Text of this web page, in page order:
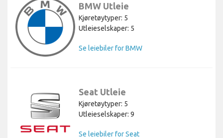
BMW Utleie
Kjøretøytyper: 5
Utleieselskaper: 5
Se leiebiler for BMW
Seat Utleie
Kjøretøytyper: 5
Utleieselskaper: 9
Se leiebiler for Seat